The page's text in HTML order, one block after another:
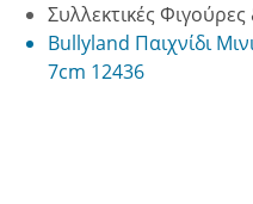
Συλλεκτικές
Bullyland Παιχνίδι
7cm 12436